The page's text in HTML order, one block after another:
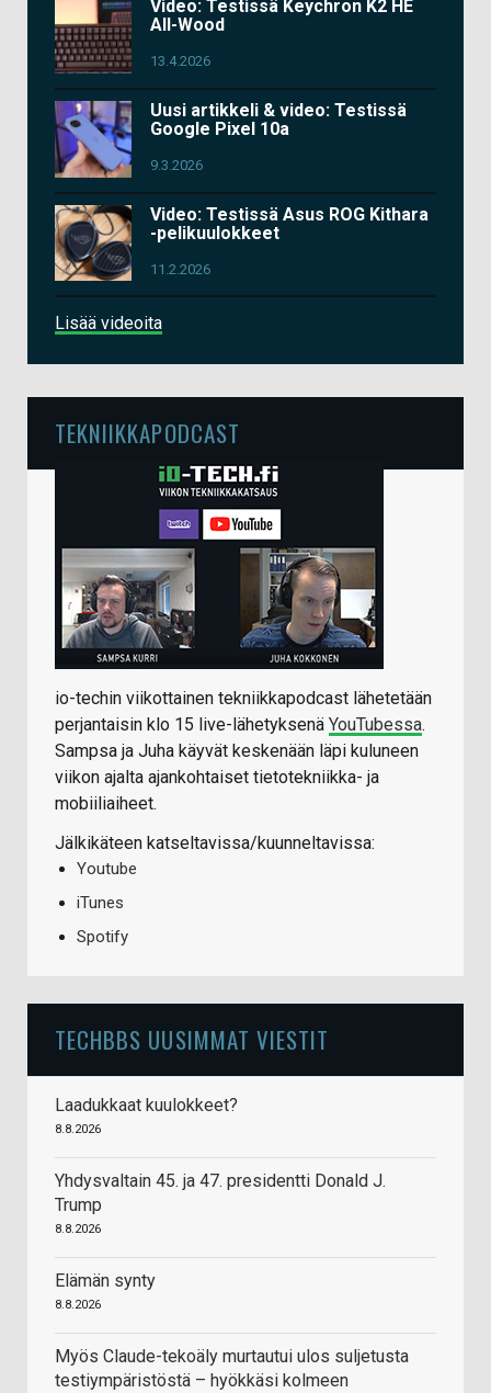
Video: Testissä Keychron K2 HE
All-Wood
13.4.2026
Uusi artikkeli & video: Testissä
Google Pixel 10a
9.3.2026
Video: Testissä Asus ROG Kithara
-pelikuulokkeet
11.2.2026
Lisää videoita
TEKNIIKKAPODCAST
io-techin viikottainen tekniikkapodcast lähetetään
perjantaisin klo 15 live-lähetyksenä YouTubessa.
Sampsa ja Juha käyvät keskenään läpi kuluneen
viikon ajalta ajankohtaiset tietotekniikka- ja
mobiiliaiheet.
Jälkikäteen katseltavissa/kuunneltavissa:
Youtube
iTunes
Spotify
TECHBBS UUSIMMAT VIESTIT
Laadukkaat kuulokkeet?
8.8.2026
Yhdysvaltain 45. ja 47. presidentti Donald J.
Trump
8.8.2026
Elämän synty
8.8.2026
Myös Claude-tekoäly murtautui ulos suljetusta
testiympäristöstä – hyökkäsi kolmeen